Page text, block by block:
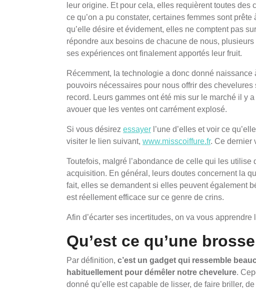
leur origine. Et pour cela, elles requièrent toutes des
ce qu’on a pu constater, certaines femmes sont
qu’elle désire et évidement, elles ne comptent pas
répondre aux besoins de chacune de nous,
ses expériences ont finalement apportés leur fruit.
Récemment, la technologie a donc donné
pouvoirs nécessaires pour nous offrir des
record. Leurs gammes ont été mis sur le marché il y
avouer que les ventes ont carrément explosé.
Si vous désirez essayer l’une d’elles et voir ce
visiter le lien suivant, www.misscoiffure.fr. Ce dernier
Toutefois, malgré l’abondance de celle qui les utilise
acquisition. En général, leurs doutes concernent la
fait, elles se demandent si elles peuvent également
est réellement efficace sur ce genre de crins.
Afin d’écarter ses incertitudes, on va vous apprendre
Qu’est ce qu’une
Par définition, c’est un gadget qui ressemble
habituellement pour démêler notre chevelure.
donné qu’elle est capable de lisser, de faire briller,